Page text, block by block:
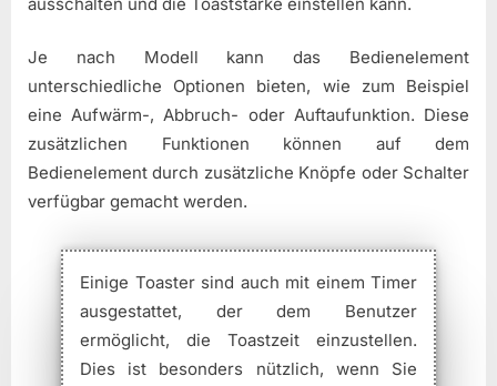
Je nach Modell kann das Bedienelement
unterschiedliche Optionen bieten, wie zum Beispiel
eine Aufwärm-, Abbruch- oder Auftaufunktion. Diese
zusätzlichen Funktionen können auf dem
Bedienelement durch zusätzliche Knöpfe oder Schalter
verfügbar gemacht werden.
Einige Toaster sind auch mit einem Timer
ausgestattet, der dem Benutzer
ermöglicht, die Toastzeit einzustellen.
Dies ist besonders nützlich, wenn Sie